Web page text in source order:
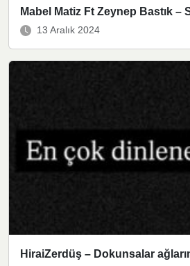
Mabel Matiz Ft Zeynep Bastık –
13 Aralık 2024
HiraiZerdüş – Dokunsalar